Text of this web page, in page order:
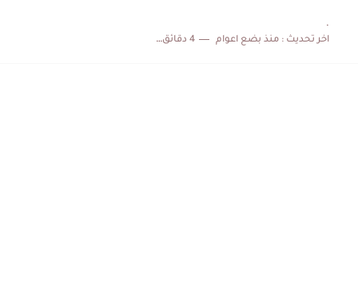
.
اخر تحديث :منذ بضع اعوام 4 دقائق للقراءة